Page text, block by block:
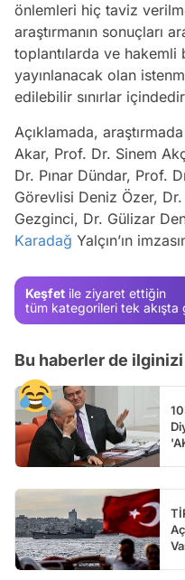
önlemleri hiç taviz
araştırmanın sonuçları
toplantılarda ve hakemli
yayınlanacak olan
edilebilir sınırlar
Açıklamada,
Akar, Prof. Dr. Sinem
Dr. Pınar Dündar, Prof.
Görevlisi Deniz Özer,
Gezginci, Dr. Gülizar
Karadağ Yalçın’ın
Keşfet ile ziyaret ettiğin
tüm kategorileri tek akışta
Bu haberler de